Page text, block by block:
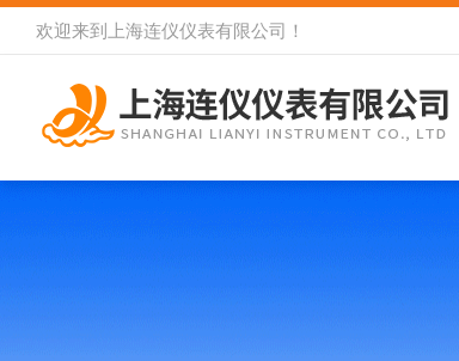
欢迎来到 上海连仪仪表有限公司 ！